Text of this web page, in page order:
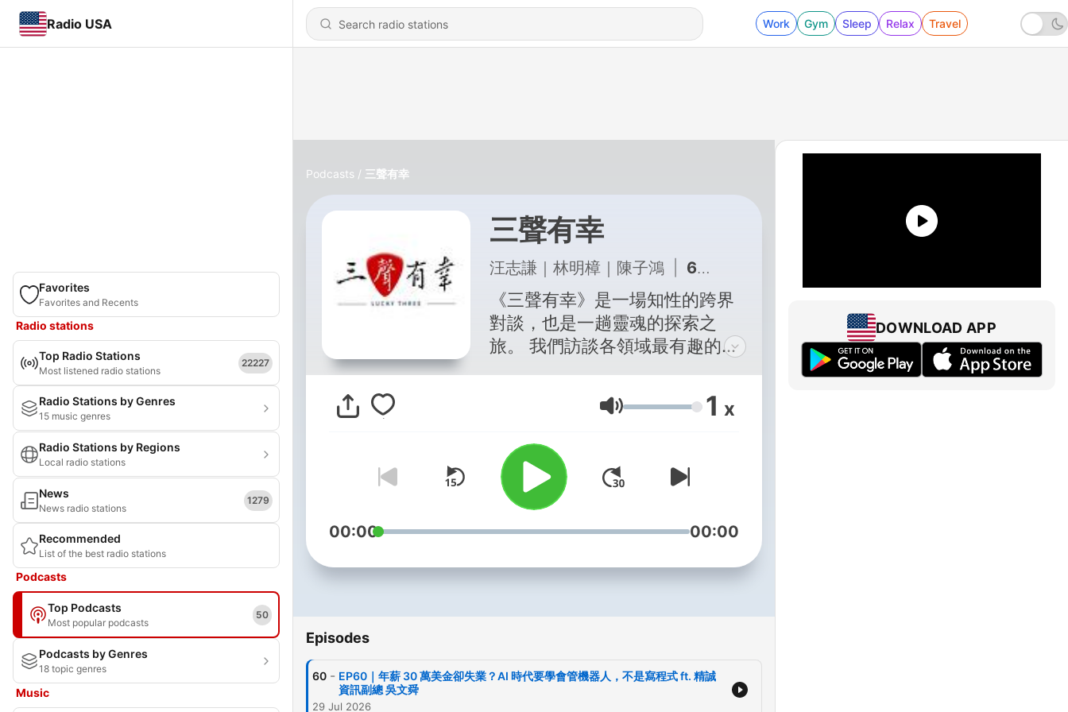
Radio USA Work Gym Sleep Relax Travel
Favorites
Favorites and Recents
Radio stations
Top Radio Stations
Most listened radio stations
22227
Radio Stations by Genres
15 music genres
Radio Stations by Regions
Local radio stations
News
News radio stations
1279
Recommended
List of the best radio stations
Podcasts
Top Podcasts
Most popular podcasts
50
Podcasts by Genres
18 topic genres
Music
Podcasts 三聲有幸
三聲有幸
汪志謙｜林明樟｜陳子鴻 60 - EP60｜年薪 30 萬美金卻失業？AI 時代要學會管機器人，不是寫程式 ft. 精誠資訊副總 吳文舜
《三聲有幸》是一場知性的跨界
對談，也是一趟靈魂的探索之
旅。 我們訪談各領域最有趣的靈
手、跨界實驗者，從他們人生的
高峰與低谷出發，挖掘每段經歷
我們相信，真正有力量的故事，
不只來自成功，更來自看見自
己、打破自己、重新定義自己。
節目主持人： 陳子鴻 Eric Chen
作超過三百張專輯，以藝術和情
｜「超級數字力」品牌創辦人暨
策略思維，解讀決策背後的邏
輯。 汪志謙 Vincent Wang｜品
Volume 1 x
00:00 00:00
Episodes
60 - EP60｜年薪 30 萬美金卻失業？AI 時代要學會管機器人，不是寫程式 ft. 精誠
資訊副總 吳文舜
29 Jul 2026
DOWNLOAD APP